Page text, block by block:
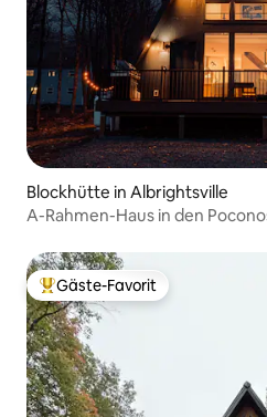
Blockhütte in Albrightsville
A-Rahmen-Haus in den
Beliebter Gäste-Favorit.
Gäste-Favorit